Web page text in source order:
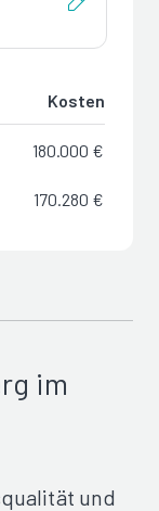
Kosten
180.000 €
170.280 €
im
und